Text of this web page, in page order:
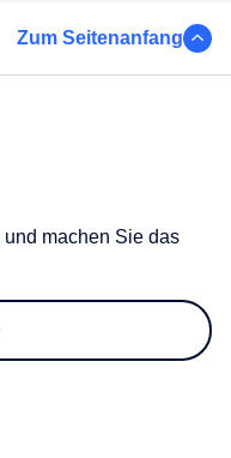
Zum Seitenanfang
machen Sie das